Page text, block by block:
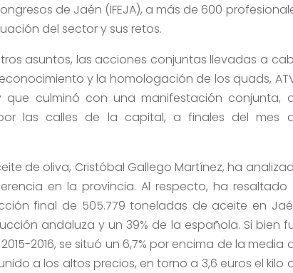
de Jaén (IFEJA), a más de 600
del sector y sus retos.
asuntos, las acciones conjuntas llevadas a
y la homologación de los quads,
culminó con una manifestación conjunta,
las calles de la capital, a finales del mes
de oliva, Cristóbal Gallego Martínez, ha
en la provincia. Al respecto, ha resaltado
final de 505.779 toneladas de aceite en
andaluza y un 39% de la española. Si bien
2016, se situó un 6,7% por encima de la media
a los altos precios, en torno a 3,6 euros el kilo